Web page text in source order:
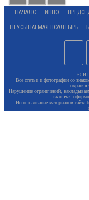
НАЧАЛО ИППО
НЕУСЫПАЕМАЯ ПСАЛТЫРЬ
©
Все статьи и фотографии со
Нарушение ограничений,
включая
Использование материалов сайта